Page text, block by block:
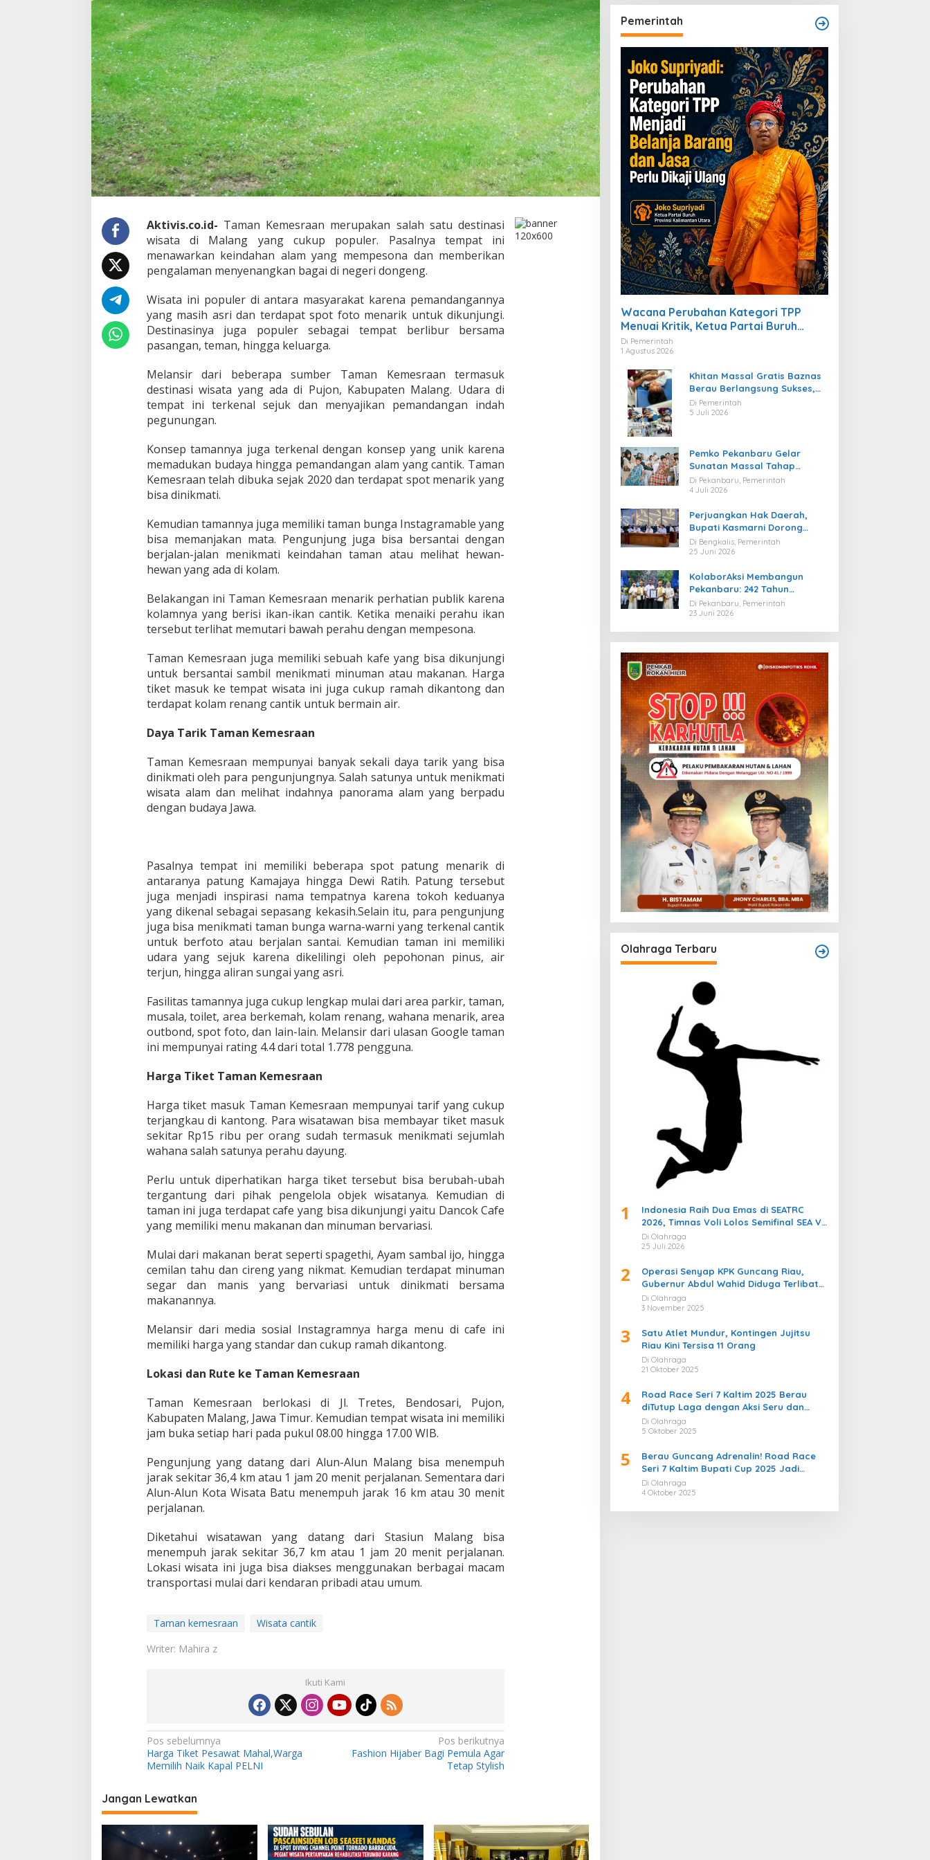
N
e
g
e
r
i
D
o
n
g
e
n
g
Aktivis.co.id- Taman Kemesraan merupakan salah satu destinasi
wisata di Malang yang cukup populer. Pasalnya tempat ini
menawarkan keindahan alam yang mempesona dan memberikan
pengalaman menyenangkan bagai di negeri dongeng.
Wisata ini populer di antara masyarakat karena pemandangannya
yang masih asri dan terdapat spot foto menarik untuk dikunjungi.
Destinasinya juga populer sebagai tempat berlibur bersama
pasangan, teman, hingga keluarga.
Melansir dari beberapa sumber Taman Kemesraan termasuk
destinasi wisata yang ada di Pujon, Kabupaten Malang. Udara di
tempat ini terkenal sejuk dan menyajikan pemandangan indah
pegunungan.
Konsep tamannya juga terkenal dengan konsep yang unik karena
memadukan budaya hingga pemandangan alam yang cantik. Taman
Kemesraan telah dibuka sejak 2020 dan terdapat spot menarik yang
bisa dinikmati.
Kemudian tamannya juga memiliki taman bunga Instagramable yang
bisa memanjakan mata. Pengunjung juga bisa bersantai dengan
berjalan-jalan menikmati keindahan taman atau melihat hewan-
hewan yang ada di kolam.
Belakangan ini Taman Kemesraan menarik perhatian publik karena
kolamnya yang berisi ikan-ikan cantik. Ketika menaiki perahu ikan
tersebut terlihat memutari bawah perahu dengan mempesona.
Taman Kemesraan juga memiliki sebuah kafe yang bisa dikunjungi
untuk bersantai sambil menikmati minuman atau makanan. Harga
tiket masuk ke tempat wisata ini juga cukup ramah dikantong dan
terdapat kolam renang cantik untuk bermain air.
Daya Tarik Taman Kemesraan
Taman Kemesraan mempunyai banyak sekali daya tarik yang bisa
dinikmati oleh para pengunjungnya. Salah satunya untuk menikmati
wisata alam dan melihat indahnya panorama alam yang berpadu
dengan budaya Jawa.
Pasalnya tempat ini memiliki beberapa spot patung menarik di
antaranya patung Kamajaya hingga Dewi Ratih. Patung tersebut
juga menjadi inspirasi nama tempatnya karena tokoh keduanya
yang dikenal sebagai sepasang kekasih.Selain itu, para pengunjung
juga bisa menikmati taman bunga warna-warni yang terkenal cantik
untuk berfoto atau berjalan santai. Kemudian taman ini memiliki
udara yang sejuk karena dikelilingi oleh pepohonan pinus, air
terjun, hingga aliran sungai yang asri.
Fasilitas tamannya juga cukup lengkap mulai dari area parkir, taman,
musala, toilet, area berkemah, kolam renang, wahana menarik, area
outbond, spot foto, dan lain-lain. Melansir dari ulasan Google taman
ini mempunyai rating 4.4 dari total 1.778 pengguna.
Harga Tiket Taman Kemesraan
Harga tiket masuk Taman Kemesraan mempunyai tarif yang cukup
terjangkau di kantong. Para wisatawan bisa membayar tiket masuk
sekitar Rp15 ribu per orang sudah termasuk menikmati sejumlah
wahana salah satunya perahu dayung.
Perlu untuk diperhatikan harga tiket tersebut bisa berubah-ubah
tergantung dari pihak pengelola objek wisatanya. Kemudian di
taman ini juga terdapat cafe yang bisa dikunjungi yaitu Dancok Cafe
yang memiliki menu makanan dan minuman bervariasi.
Mulai dari makanan berat seperti spagethi, Ayam sambal ijo, hingga
cemilan tahu dan cireng yang nikmat. Kemudian terdapat minuman
segar dan manis yang bervariasi untuk dinikmati bersama
makanannya.
Melansir dari media sosial Instagramnya harga menu di cafe ini
memiliki harga yang standar dan cukup ramah dikantong.
Lokasi dan Rute ke Taman Kemesraan
Taman Kemesraan berlokasi di Jl. Tretes, Bendosari, Pujon,
Kabupaten Malang, Jawa Timur. Kemudian tempat wisata ini memiliki
jam buka setiap hari pada pukul 08.00 hingga 17.00 WIB.
Pengunjung yang datang dari Alun-Alun Malang bisa menempuh
jarak sekitar 36,4 km atau 1 jam 20 menit perjalanan. Sementara dari
Alun-Alun Kota Wisata Batu menempuh jarak 16 km atau 30 menit
perjalanan.
Diketahui wisatawan yang datang dari Stasiun Malang bisa
menempuh jarak sekitar 36,7 km atau 1 jam 20 menit perjalanan.
Lokasi wisata ini juga bisa diakses menggunakan berbagai macam
transportasi mulai dari kendaran pribadi atau umum.
Taman kemesraan
Wisata cantik
Writer: Mahira z
Ikuti Kami
N
a
i
g
a
Pos sebelumnya
Harga Tiket Pesawat Mahal,Warga
Memilih Naik Kapal PELNI
Pos berikutnya
Fashion Hijaber Bagi Pemula Agar
Tetap Stylish
Jangan Lewatkan
Pemerintah
Wacana Perubahan Kategori TPP
Menuai Kritik, Ketua Partai Buruh
Kaltara Tekankan Kepatuhan Regulasi
Di Pemerintah
1 Agustus 2026
Khitan Massal Gratis Baznas
Berau Berlangsung Sukses,
Hadirkan Kebahagiaan bagi
Puluhan Anak
Di Pemerintah
5 Juli 2026
Pemko Pekanbaru Gelar
Sunatan Massal Tahap
Kedua, 100 Anak Ikuti Khitan
Gratis
Di Pekanbaru, Pemerintah
4 Juli 2026
Perjuangkan Hak Daerah,
Bupati Kasmarni Dorong
BUMD PT BLJ Diprioritaskan
Kelola Migas
Di Bengkalis, Pemerintah
25 Juni 2026
KolaborAksi Membangun
Pekanbaru: 242 Tahun
Melangkah Menuju Kota yang
Lebih Maju
Di Pekanbaru, Pemerintah
23 Juni 2026
Olahraga Terbaru
1
Indonesia Raih Dua Emas di SEATRC
2026, Timnas Voli Lolos Semifinal SEA V
Cup! Pekan Olahraga Nasional
Bergemuruh
Di Olahraga
25 Juli 2026
2
Operasi Senyap KPK Guncang Riau,
Gubernur Abdul Wahid Diduga Terlibat
Kasus Korupsi Proyek
Di Olahraga
3 November 2025
3
Satu Atlet Mundur, Kontingen Jujitsu
Riau Kini Tersisa 11 Orang
Di Olahraga
21 Oktober 2025
4
Road Race Seri 7 Kaltim 2025 Berau
diTutup Laga dengan Aksi Seru dan
Penuh Sportivitas
Di Olahraga
5 Oktober 2025
5
Berau Guncang Adrenalin! Road Race
Seri 7 Kaltim Bupati Cup 2025 Jadi
Momentum Lahirnya Sirkuit Permanen
2026
Di Olahraga
4 Oktober 2025